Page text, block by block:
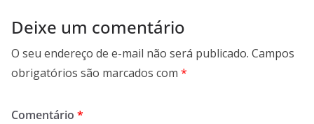
Deixe um comentário
O seu endereço de e-mail não será publicado. Campos
obrigatórios são marcados com *
Comentário *